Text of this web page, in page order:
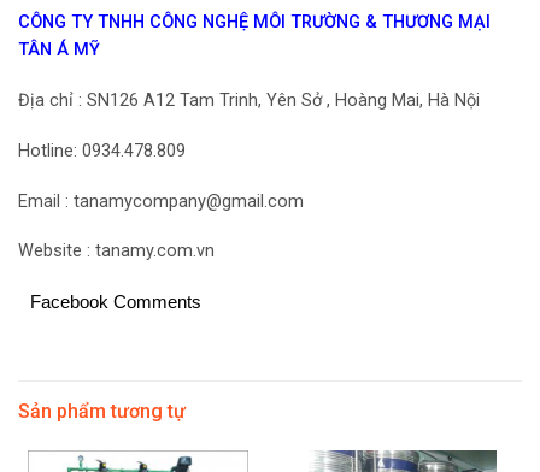
CÔNG TY TNHH CÔNG NGHỆ MÔI TRƯỜNG & THƯƠNG MẠI
TÂN Á MỸ
Địa chỉ : SN126 A12 Tam Trinh, Yên Sở , Hoàng Mai, Hà Nội
Hotline: 0934.478.809
Email : tanamycompany@gmail.com
Website : tanamy.com.vn
Facebook Comments
Sản phẩm tương tự